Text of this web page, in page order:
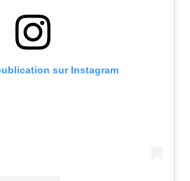
sur Instagram